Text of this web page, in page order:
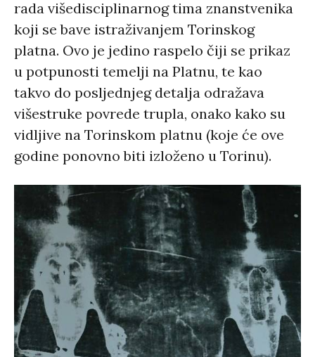
rada višedisciplinarnog tima znanstvenika
koji se bave istraživanjem Torinskog
platna. Ovo je jedino raspelo čiji se prikaz
u potpunosti temelji na Platnu, te kao
takvo do posljednjeg detalja odražava
višestruke povrede trupla, onako kako su
vidljive na Torinskom platnu (koje će ove
godine ponovno biti izloženo u Torinu).